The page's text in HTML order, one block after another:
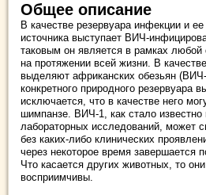
Общее описание
В качестве резервуара инфекции и
источника выступает ВИЧ-
таковым он является в рамках
на протяжении всей жизни. В
выделяют африканских обезьян
конкретного природного резервуара
исключается, что в качестве него
шимпанзе. ВИЧ-1, как стало известно
лабораторных исследований, может
без каких-либо клинических
через некоторое время завершается
Что касается других животных, то
восприимчивы.